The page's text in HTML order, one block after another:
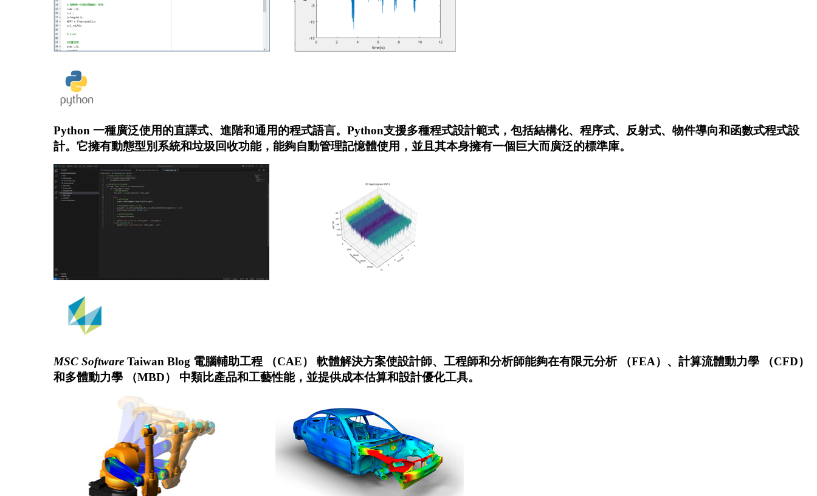
Python 一種廣泛使用的直譯式、進階和通用的程式語言。Python支援多種程式設計範式，包括結構化、程序式、反射式、物件導向和函數式程式設
計。它擁有動態型別系統和垃圾回收功能，能夠自動管理記憶體使用，並且其本身擁有一個巨大而廣泛的標準庫。
MSC Software Taiwan Blog 電腦輔助工程 （CAE） 軟體解決方案使設計師、工程師和分析師能夠在有限元分析 （FEA）、計算流體動力學 （CFD）
和多體動力學 （MBD） 中類比產品和工藝性能，並提供成本估算和設計優化工具。